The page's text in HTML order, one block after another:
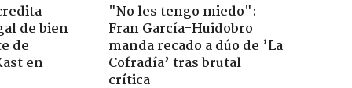
de bien
de
en
"No les tengo miedo":
Fran García-Huidobro
manda recado a dúo de ’La
Cofradía’ tras brutal
crítica